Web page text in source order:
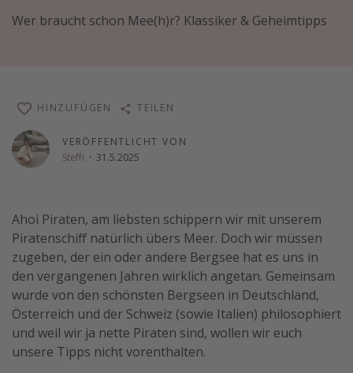
Wellnessurlaub
Disneyland Paris
Roadtrips
Strandurlaub
Gruppenreisen
Hotels in Hamburg
Hotels in Amsterdam
Hotels am Achensee
Wer braucht schon Mee(h)r? Klassiker & Geheimtipps
VERÖFFENTLICHT VON
Steffi · 31.5.2025
HINZUFÜGEN TEILEN
Ahoi Piraten, am liebsten schippern wir mit unserem
Piratenschiff natürlich übers Meer. Doch wir müssen
zugeben, der ein oder andere Bergsee hat es uns in
den vergangenen Jahren wirklich angetan. Gemeinsam
wurde von den schönsten Bergseen in Deutschland,
Österreich und der Schweiz (sowie Italien) philosophiert
und weil wir ja nette Piraten sind, wollen wir euch
unsere Tipps nicht vorenthalten.